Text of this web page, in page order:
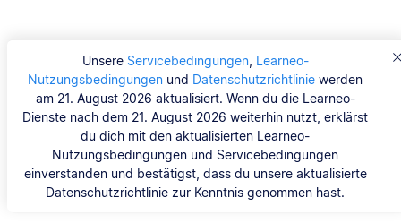
Unsere Servicebedingungen, Learneo-
Nutzungsbedingungen und Datenschutzrichtlinie werden
am 21. August 2026 aktualisiert. Wenn du die Learneo-
Dienste nach dem 21. August 2026 weiterhin nutzt, erklärst
du dich mit den aktualisierten Learneo-
Nutzungsbedingungen und Servicebedingungen
einverstanden und bestätigst, dass du unsere aktualisierte
Datenschutzrichtlinie zur Kenntnis genommen hast.